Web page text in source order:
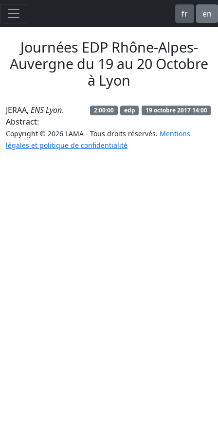
fr en
Journées EDP Rhône-Alpes-
Auvergne du 19 au 20 Octobre
à Lyon
JERAA, ENS Lyon. 19 octobre 2017 14:00
edp
2:00:00
Abstract:
Copyright © 2026 LAMA - Tous droits réservés. Mentions
légales et politique de confidentialité